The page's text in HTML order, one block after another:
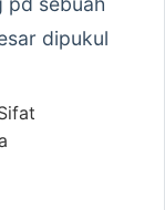
dipukul